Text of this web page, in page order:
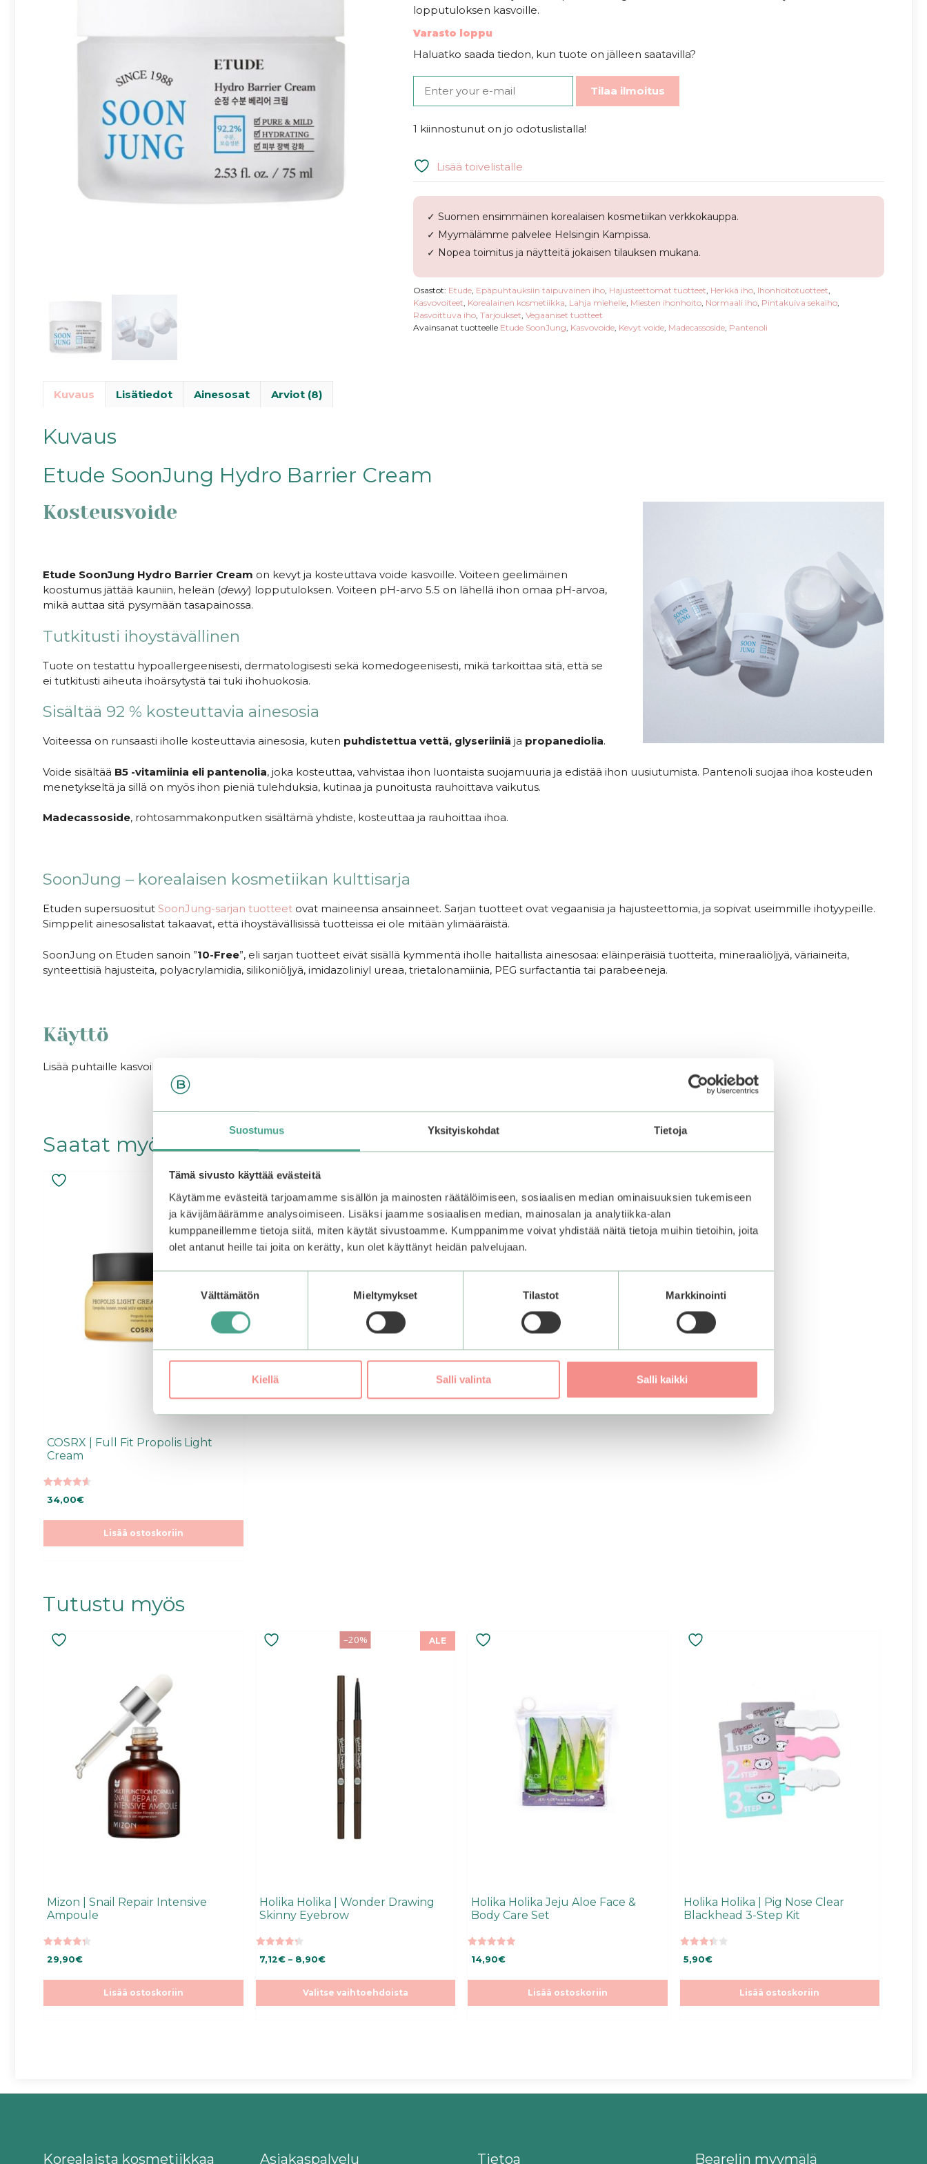
Suostumus Yksityiskohdat Tietoja
Tämä sivusto käyttää evästeitä
Käytämme evästeitä tarjoamamme sisällön ja mainosten räätälöimiseen, sosiaalisen median ominaisuuksien tukemiseen
ja kävijämäärämme analysoimiseen. Lisäksi jaamme sosiaalisen median, mainosalan ja analytiikka-alan
kumppaneillemme tietoja siitä, miten käytät sivustoamme. Kumppanimme voivat yhdistää näitä tietoja muihin tietoihin, joita
olet antanut heille tai joita on kerätty, kun olet käyttänyt heidän palvelujaan.
Suostumuksen
valinta
Välttämätön Mieltymykset Tilastot Markkinointi
Kiellä Salli valinta Salli kaikki
lopputuloksen kasvoille.
Varasto loppu
Haluatko saada tiedon, kun tuote on jälleen saatavilla?
Tilaa ilmoitus
1 kiinnostunut on jo odotuslistalla!
Lisää toivelistalle
✓ Suomen ensimmäinen korealaisen kosmetiikan verkkokauppa.
✓ Myymälämme palvelee Helsingin Kampissa.
✓ Nopea toimitus ja näytteitä jokaisen tilauksen mukana.
Osastot: Etude, Epäpuhtauksiin taipuvainen iho, Hajusteettomat tuotteet, Herkkä iho, Ihonhoitotuotteet,
Kasvovoiteet, Korealainen kosmetiikka, Lahja miehelle, Miesten ihonhoito, Normaali iho, Pintakuiva sekaiho,
Rasvoittuva iho, Tarjoukset, Vegaaniset tuotteet
Avainsanat tuotteelle Etude SoonJung, Kasvovoide, Kevyt voide, Madecassoside, Pantenoli
Kuvaus Lisätiedot Ainesosat Arviot (8)
Kuvaus
Etude SoonJung Hydro Barrier Cream
Kosteusvoide
Etude SoonJung Hydro Barrier Cream on kevyt ja kosteuttava voide kasvoille. Voiteen geelimäinen
koostumus jättää kauniin, heleän (dewy) lopputuloksen. Voiteen pH-arvo 5.5 on lähellä ihon omaa pH-arvoa,
mikä auttaa sitä pysymään tasapainossa.
Tutkitusti ihoystävällinen
Tuote on testattu hypoallergeenisesti, dermatologisesti sekä komedogeenisesti, mikä tarkoittaa sitä, että se
ei tutkitusti aiheuta ihoärsytystä tai tuki ihohuokosia.
Sisältää 92 % kosteuttavia ainesosia
Voiteessa on runsaasti iholle kosteuttavia ainesosia, kuten puhdistettua vettä, glyseriiniä ja propanediolia.
Voide sisältää B5 -vitamiinia eli pantenolia, joka kosteuttaa, vahvistaa ihon luontaista suojamuuria ja edistää ihon uusiutumista. Pantenoli suojaa ihoa kosteuden
menetykseltä ja sillä on myös ihon pieniä tulehduksia, kutinaa ja punoitusta rauhoittava vaikutus.
Madecassoside, rohtosammakonputken sisältämä yhdiste, kosteuttaa ja rauhoittaa ihoa.
SoonJung – korealaisen kosmetiikan kulttisarja
Etuden supersuositut SoonJung-sarjan tuotteet ovat maineensa ansainneet. Sarjan tuotteet ovat vegaanisia ja hajusteettomia, ja sopivat useimmille ihotyypeille.
Simppelit ainesosalistat takaavat, että ihoystävällisissä tuotteissa ei ole mitään ylimääräistä.
SoonJung on Etuden sanoin ”10-Free”, eli sarjan tuotteet eivät sisällä kymmentä iholle haitallista ainesosaa: eläinperäisiä tuotteita, mineraaliöljyä, väriaineita,
synteettisiä hajusteita, polyacrylamidia, silikoniöljyä, imidazoliniyl ureaa, trietalonamiinia, PEG surfactantia tai parabeeneja.
Käyttö
Lisää puhtaille kasvoille ihonhoitorutiinin viimeisenä vaiheena.
Saatat myös pitää...
COSRX | Full Fit Propolis Light
Cream
5:stä
34,00€
Lisää ostoskoriin
Tutustu myös
Mizon | Snail Repair Intensive
Ampoule
5:stä
29,90€
Lisää ostoskoriin
ALE
–20%
Holika Holika | Wonder Drawing
Skinny Eyebrow
5:stä
7,12€ – 8,90€Hintaluokka:
8,90€
Valitse vaihtoehdoista
Tällä
Holika Holika Jeju Aloe Face &
Body Care Set
5:stä
14,90€
Lisää ostoskoriin
Holika Holika | Pig Nose Clear
Blackhead 3-Step Kit
5:stä
5,90€
Lisää ostoskoriin
Korealaista kosmetiikkaa Asiakaspalvelu Tietoa Bearelin myymälä